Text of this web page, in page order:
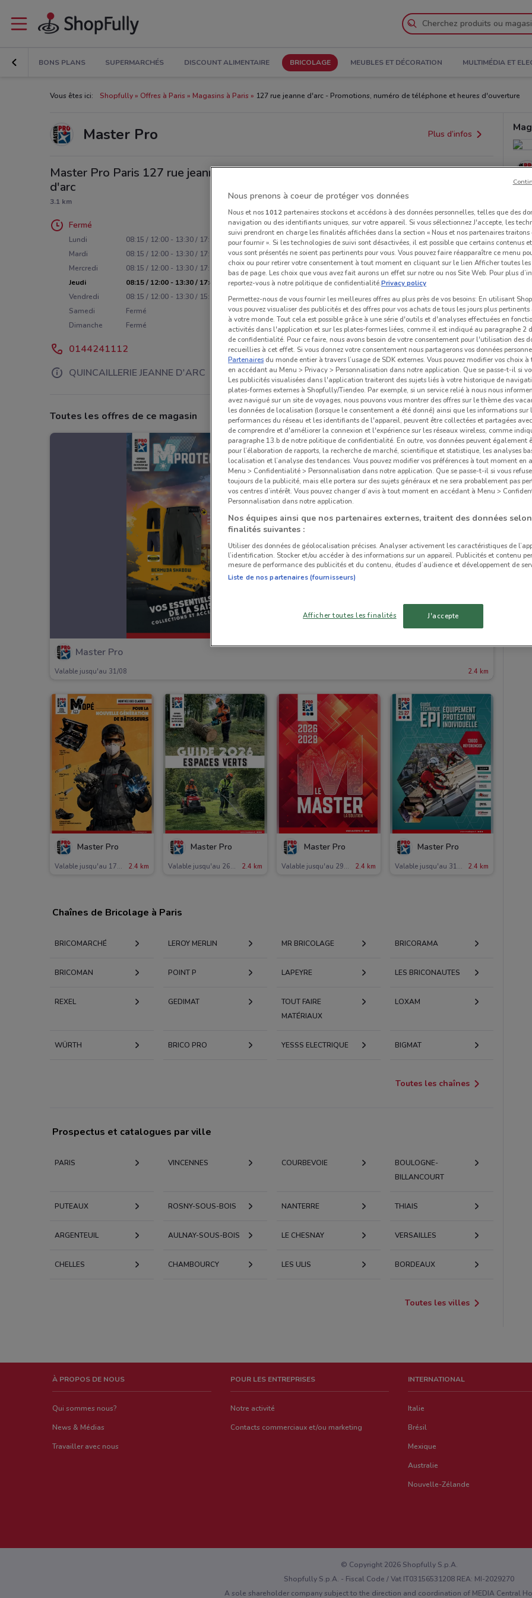
BONS PLANS SUPERMARCHÉS DISCOUNT ALIMENTAIRE BRICOLAGE MEUBLES ET DÉCORATION MULTIMÉDIA ET
Vous êtes ici: Shopfully Offres à Paris Magasins à Paris 127 rue jeanne d'arc - Promotions, numéro de téléphone et heures d'ouverture
Master Pro Plus d’infos
Master Pro Paris 127 rue jeanne
d'arc
3.1 km
Fermé
Lundi
08:15 / 12:00 - 13:30 / 17:45
Mardi
08:15 / 12:00 - 13:30 / 17:45
Mercredi
08:15 / 12:00 - 13:30 / 17:45
Jeudi
08:15 / 12:00 - 13:30 / 17:45
Vendredi
08:15 / 12:00 - 13:30 / 15:45
Samedi
Fermé
Dimanche
Fermé
0144241112
QUINCAILLERIE JEANNE D'ARC
Toutes les offres de ce magasin
Master Pro
Valable jusqu'au 31/08 2.4 km
Master Pro
Valable jusqu'au 17/10 2.4 km
Master Pro
Valable jusqu'au 26/09 2.4 km
Master Pro
Valable jusqu'au 29/02 2.4 km
Master Pro
Valable jusqu'au 31/01 2.4 km
Chaînes de Bricolage à Paris
BRICOMARCHÉ LEROY MERLIN MR BRICOLAGE BRICORAMA
BRICOMAN POINT P LAPEYRE LES BRICONAUTES
REXEL GEDIMAT
TOUT FAIRE
MATÉRIAUX
LOXAM
WÜRTH BRICO PRO YESSS ELECTRIQUE BIGMAT
Toutes les chaînes
Prospectus et catalogues par ville
PARIS VINCENNES COURBEVOIE
BOULOGNE-
BILLANCOURT
PUTEAUX ROSNY-SOUS-BOIS NANTERRE THIAIS
ARGENTEUIL AULNAY-SOUS-BOIS LE CHESNAY VERSAILLES
CHELLES CHAMBOURCY LES ULIS BORDEAUX
Toutes les villes
À PROPOS DE NOUS
Qui sommes nous?
News & Médias
Travailler avec nous
POUR LES ENTREPRISES
Notre activité
Contacts commerciaux et/ou marketing
INTERNATIONAL
Italie
Brésil
Mexique
Australie
Nouvelle-Zélande
© Copyright 2026 Shopfully S.p.A.
Shopfully S.p.A. - Fiscal Code / Vat IT03156531208 REA: MI-2029270
A sole shareholder company subject to the direction and coordination of MEDIA Central
Nous prenons à coeur de protéger vos données
Nous et nos 1012partenaires stockons et accédons à des données personnelles, telles que des
navigation ou des identifiants uniques, sur votre appareil. Si vous sélectionnez J'accepte, les
suivi prendront en charge les finalités affichées dans la section « Nous et nos partenaires traitons
pour fournir ». Si les technologies de suivi sont désactivées, il est possible que certains contenus
vous sont présentés ne soient pas pertinents pour vous. Vous pouvez faire réapparaître ce menu
choix ou pour retirer votre consentement à tout moment en cliquant sur le lien Afficher toutes
bas de page. Les choix que vous avez fait aurons un effet sur notre ou nos Site Web. Pour plus
reportez-vous à notre politique de confidentialité.Privacy policy
Permettez-nous de vous fournir les meilleures offres au plus près de vos besoins: En utilisant
vous pouvez visualiser des publicités et des offres pour vos achats de tous les jours plus pertinents
à votre monde. Tout cela est possible grâce à une série d'outils et d'analyses effectuées en
activités dans l'application et sur les plates-formes liées, comme il est indiqué au paragraphe 2
de confidentialité. Pour ce faire, nous avons besoin de votre consentement pour l'utilisation des
recueillies à cet effet. Si vous donnez votre consentement nous partagerons vos données
Partenaires du monde entier à travers l’usage de SDK externes. Vous pouvez modifier vos choix
en accédant au Menu > Privacy > Personnalisation dans notre application. Que se passe-t-il si
Les publicités visualisées dans l'application traiteront des sujets liés à votre historique de
plates-formes externes à Shopfully/Tiendeo. Par exemple, si un service relié à nous nous
avez navigué sur un site de voyages, nous pouvons vous montrer des offres sur le thème des
les données de localisation (lorsque le consentement a été donné) ainsi que les informations sur
performances du réseau et les identifiants de l'appareil, peuvent être collectées et partagées
de comprendre et d'améliorer la connexion et l'expérience sur les réseaux wireless, comme
paragraphe 13.b de notre politique de confidentialité. En outre, vos données peuvent également
pour l’élaboration de rapports, la recherche de marché, scientifique et statistique, les analyses
localisation et l’analyse des tendances. Vous pouvez modifier vos préférences à tout moment en
Menu > Confidentialité > Personnalisation dans notre application. Que se passe-t-il si vous
toujours de la publicité, mais elle portera sur des sujets généraux et ne sera probablement pas
vos centres d’intérêt. Vous pouvez changer d’avis à tout moment en accédant à Menu >
Personnalisation dans notre application.
Nos équipes ainsi que nos partenaires externes, traitent des données
finalités suivantes :
Utiliser des données de géolocalisation précises. Analyser activement les caractéristiques de
l’identification. Stocker et/ou accéder à des informations sur un appareil. Publicités et contenu
mesure de performance des publicités et du contenu, études d’audience et développement de
Liste de nos partenaires (fournisseurs)
Afficher toutes les finalités J'accepte